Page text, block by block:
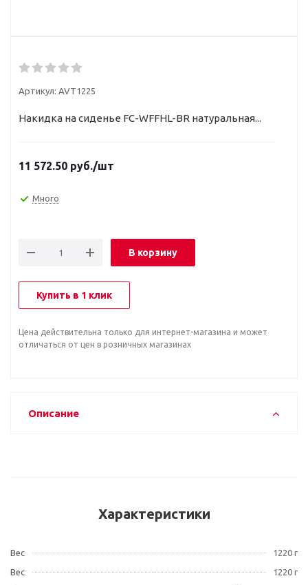
Артикул: AVT1225
Накидка на сиденье FC-WFFHL-ВR натуральная...
11 572.50 руб./шт
Много
В корзину
Купить в 1 клик
Цена действительна только для интернет-магазина и может
отличаться от цен в розничных магазинах
Описание
Характеристики
Вес
1220 г
Вес
1220 г